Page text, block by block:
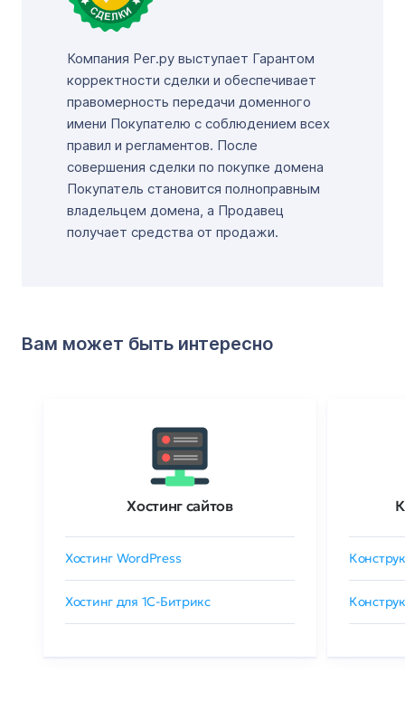
Компания Рег.ру выступает Гарантом
корректности сделки и обеспечивает
правомерность передачи доменного
имени Покупателю с соблюдением всех
правил и регламентов. После
совершения сделки по покупке домена
Покупатель становится полноправным
владельцем домена, а Продавец
получает средства от продажи.
Вам может быть интересно
Хостинг сайтов
Хостинг WordPress
Хостинг для 1C-Битрикс